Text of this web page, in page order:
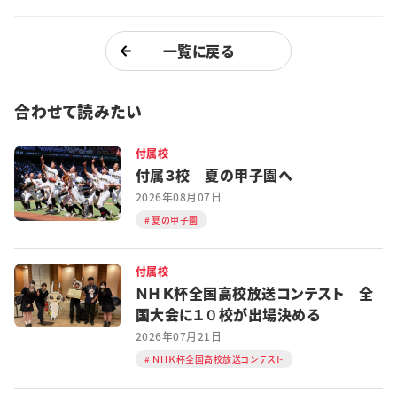
一覧に戻る
合わせて読みたい
付属校
付属３校 夏の甲子園へ
2026年08月07日
夏の甲子園
付属校
ＮＨＫ杯全国高校放送コンテスト 全
国大会に１０校が出場決める
2026年07月21日
ＮＨＫ杯全国高校放送コンテスト